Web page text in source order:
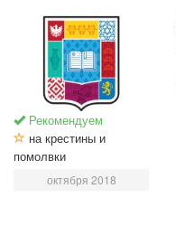
Рекомендуем
на крестины и
помолвки
октября 2018